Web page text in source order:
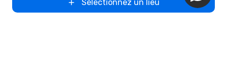
Sélectionnez un lieu